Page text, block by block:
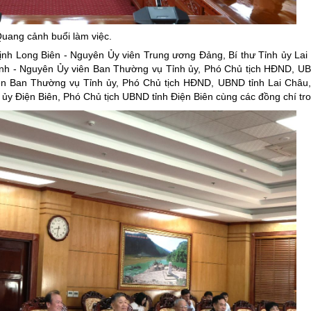
hợp Giảm nghèo bền vững
Bầu cử đại biểu Quốc hội
Đại hội Đảng các cấp
Gia đình hạnh phúc bền
An toàn thông tin
Thông tin biên giới
Người Việt Nam ưu tiên
Điểm báo
Phóng sự ảnh
Chuyên mục khác
cảnh buổi làm việc.
Long Biên - Nguyên Ủy viên Trung ương Đảng, Bí thư Tỉnh ủy Lai
- Nguyên Ủy viên Ban Thường vụ Tỉnh ủy, Phó Chủ tịch HĐND,
Ban Thường vụ Tỉnh ủy, Phó Chủ tịch HĐND, UBND tỉnh Lai
Điện Biên, Phó Chủ tịch UBND tỉnh Điện Biên cùng các đồng chí